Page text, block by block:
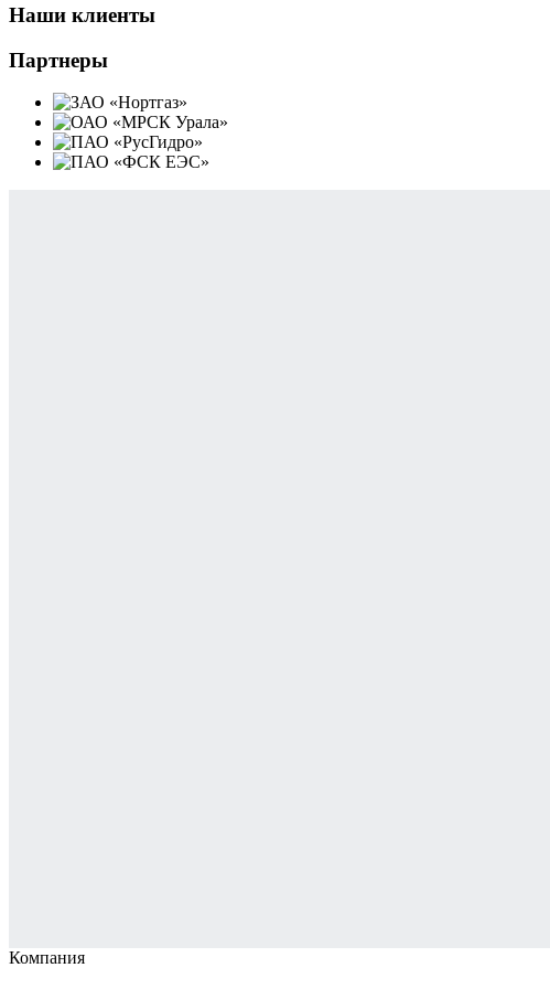
Наши клиенты
Партнеры
Компания